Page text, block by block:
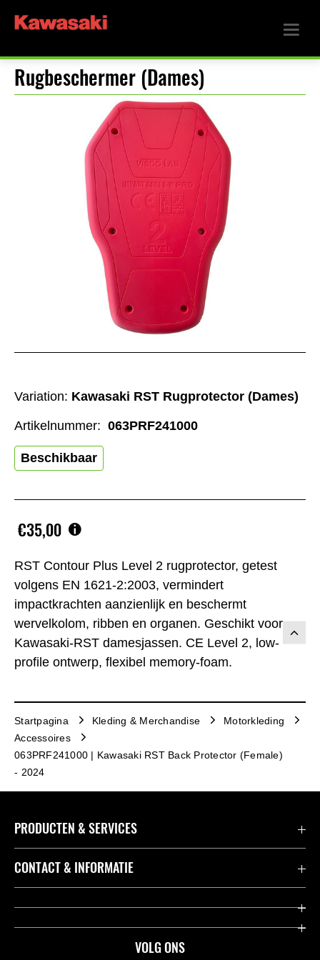
Rugbeschermer (Dames)
RST Contour Plus Level 2 rugprotector, getest
volgens EN 1621-2:2003, vermindert
impactkrachten aanzienlijk en beschermt
wervelkolom, ribben en organen. Geschikt voor
Kawasaki-RST damesjassen. CE Level 2, low-
profile ontwerp, flexibel memory-foam.
€35,00
Variation: Kawasaki RST Rugprotector (Dames)
Beschikbaar
Artikelnummer: 063PRF241000
Startpagina Kleding & Merchandise
Motorkleding
Accessoires
063PRF241000 | Kawasaki RST Back Protector (Female)
- 2024
VOLG ONS
PRODUCTEN & SERVICES
Accessoires & Onderdelen
Dealers
CONTACT & INFORMATIE
Contact